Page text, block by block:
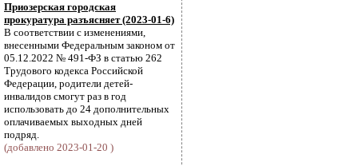
Приозерская городская
прокуратура разъясняет (2023-01-6)
В соответствии с изменениями,
внесенными Федеральным законом от
05.12.2022 № 491-ФЗ в статью 262
Трудового кодекса Российской
Федерации, родители детей-
инвалидов смогут раз в год
использовать до 24 дополнительных
оплачиваемых выходных дней
подряд.
(добавлено 2023-01-20 )